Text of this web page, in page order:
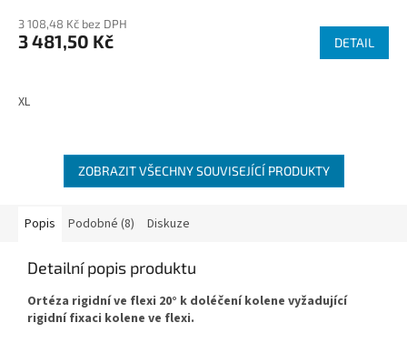
3 108,48 Kč bez DPH
3 481,50 Kč DETAIL
XL
ZOBRAZIT VŠECHNY SOUVISEJÍCÍ PRODUKTY
Popis Podobné (8) Diskuze
Detailní popis produktu
Ortéza rigidní ve flexi 20° k doléčení kolene vyžadující
rigidní fixaci kolene ve flexi.